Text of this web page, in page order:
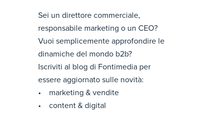
Sei un direttore commerciale,
responsabile marketing o un CEO?
Vuoi semplicemente approfondire le
dinamiche del mondo b2b?
Iscriviti al blog di Fontimedia per
essere aggiornato sulle novità:
• marketing & vendite
• content & digital